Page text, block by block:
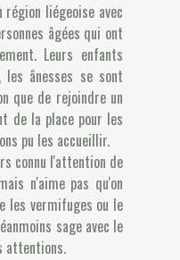
liégeoise avec
âgées qui ont
Leurs enfants
les ânesses se sont
que de rejoindre un
de la place pour les
pu les accueillir.
connu l'attention de
n'aime pas qu'on
les vermifuges ou le
sage avec le
attentions.